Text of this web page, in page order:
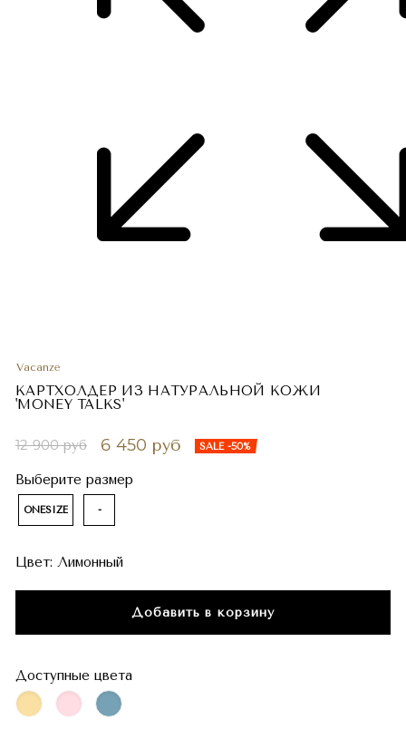
Vacanze
КАРТХОЛДЕР ИЗ НАТУРАЛЬНОЙ КОЖИ
'MONEY TALKS'
12 900 руб 6 450 руб SALE -50%
Выберите размер
ONESIZE -
Цвет: Лимонный
Добавить в корзину
Доступные цвета